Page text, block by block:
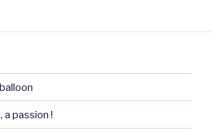
a passion !